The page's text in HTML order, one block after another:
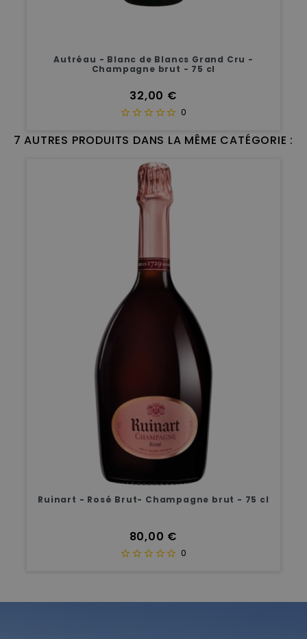
Autréau - Blanc de Blancs Grand Cru -
Champagne brut - 75 cl
Prix
32,00 €
0
7 AUTRES PRODUITS DANS LA MÊME CATÉGORIE :
Ruinart - Rosé Brut- Champagne brut - 75 cl
Prix
80,00 €
0